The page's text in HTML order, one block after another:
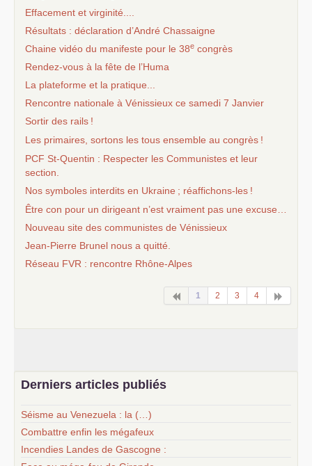
Effacement et virginité....
Résultats : déclaration d’André Chassaigne
Chaine vidéo du manifeste pour le 38e congrès
Rendez-vous à la fête de l’Huma
La plateforme et la pratique...
Rencontre nationale à Vénissieux ce samedi 7 Janvier
Sortir des rails !
Les primaires, sortons les tous ensemble au congrès !
PCF St-Quentin : Respecter les Communistes et leur
section.
Nos symboles interdits en Ukraine ; réaffichons-les !
Être con pour un dirigeant n’est vraiment pas une excuse…
Nouveau site des communistes de Vénissieux
Jean-Pierre Brunel nous a quitté.
Réseau FVR : rencontre Rhône-Alpes
1 2 3 4
Derniers articles publiés
Séisme au Venezuela : la (…)
Combattre enfin les mégafeux
Incendies Landes de Gascogne :